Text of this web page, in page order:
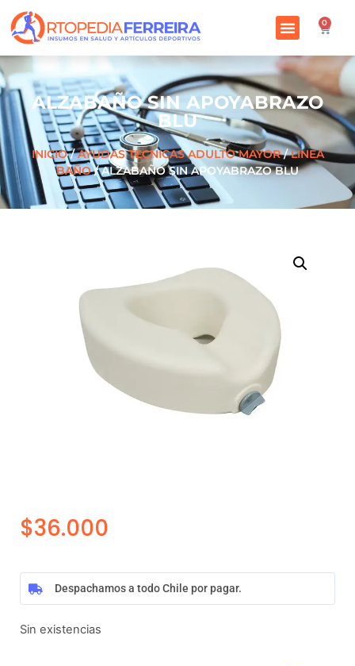
0
ALZABAÑO SIN APOYABRAZO
BLU
INICIO/AYUDAS TECNICAS ADULTO MAYOR/LINEA
BAÑO/ ALZABAÑO SIN APOYABRAZO BLU
$36.000
Despachamos a todo Chile por pagar.
Sin existencias